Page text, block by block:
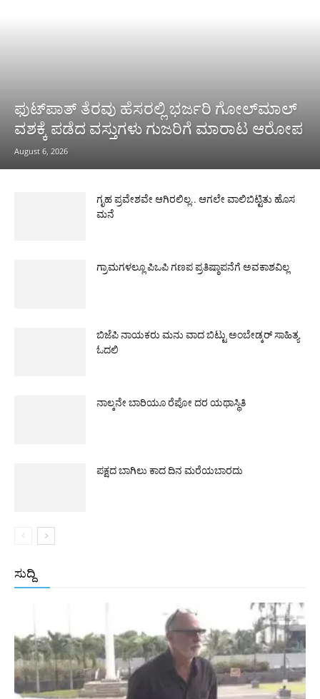
ಫುಟ್‌ಪಾತ್ ತೆರವು ಹೆಸರಲ್ಲಿ ಭರ್ಜರಿ ಗೋಲ್‌ಮಾಲ್
ವಶಕ್ಕೆ ಪಡೆದ ವಸ್ತುಗಳು ಗುಜರಿಗೆ ಮಾರಾಟ ಆರೋಪ
August 6, 2026
ಗೃಹ ಪ್ರವೇಶವೇ ಆಗಿರಲಿಲ್ಲ.. ಆಗಲೇ ವಾಲಿಬಿಟ್ಟಿತು ಹೊಸ
ಮನೆ
ಗ್ರಾಮಗಳಲ್ಲೂ ಪಿಒಪಿ ಗಣಪ ಪ್ರತಿಷ್ಠಾಪನೆಗೆ ಅವಕಾಶವಿಲ್ಲ
ಬಿಜೆಪಿ ನಾಯಕರು ಮನು ವಾದ ಬಿಟ್ಟು ಅಂಬೇಡ್ಕರ್ ಸಾಹಿತ್ಯ
ಓದಲಿ
ನಾಲ್ಕನೇ ಬಾರಿಯೂ ರೆಪೋ ದರ ಯಥಾಸ್ಥಿತಿ
ಪಕ್ಷದ ಬಾಗಿಲು ಕಾದ ದಿನ ಮರೆಯಬಾರದು
ಸುದ್ದಿ